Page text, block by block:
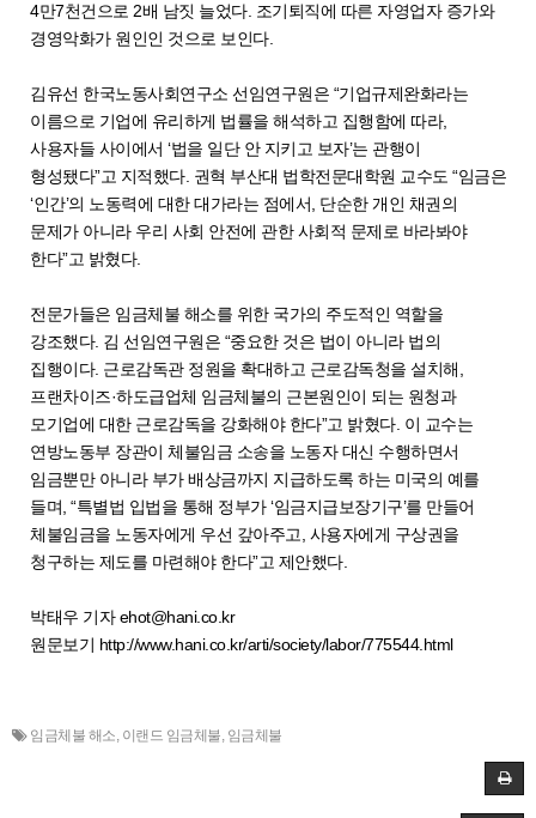
4만7천건으로 2배 남짓 늘었다. 조기퇴직에 따른 자영업자 증가와
경영악화가 원인인 것으로 보인다.
김유선 한국노동사회연구소 선임연구원은 “기업규제완화라는
이름으로 기업에 유리하게 법률을 해석하고 집행함에 따라,
사용자들 사이에서 ‘법을 일단 안 지키고 보자’는 관행이
형성됐다”고 지적했다. 권혁 부산대 법학전문대학원 교수도 “임금은
‘인간’의 노동력에 대한 대가라는 점에서, 단순한 개인 채권의
문제가 아니라 우리 사회 안전에 관한 사회적 문제로 바라봐야
한다”고 밝혔다.
전문가들은 임금체불 해소를 위한 국가의 주도적인 역할을
강조했다. 김 선임연구원은 “중요한 것은 법이 아니라 법의
집행이다. 근로감독관 정원을 확대하고 근로감독청을 설치해,
프랜차이즈·하도급업체 임금체불의 근본원인이 되는 원청과
모기업에 대한 근로감독을 강화해야 한다”고 밝혔다. 이 교수는
연방노동부 장관이 체불임금 소송을 노동자 대신 수행하면서
임금뿐만 아니라 부가 배상금까지 지급하도록 하는 미국의 예를
들며, “특별법 입법을 통해 정부가 ‘임금지급보장기구’를 만들어
체불임금을 노동자에게 우선 갚아주고, 사용자에게 구상권을
청구하는 제도를 마련해야 한다”고 제안했다.
박태우 기자 ehot@hani.co.kr
원문보기 http://www.hani.co.kr/arti/society/labor/775544.html
임금체불 해소, 이랜드 임금체불, 임금체불